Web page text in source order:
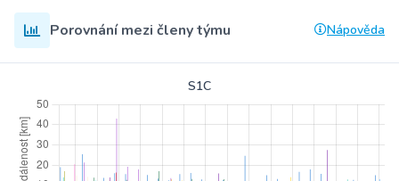
Porovnání mezi členy týmu Nápověda
S1C